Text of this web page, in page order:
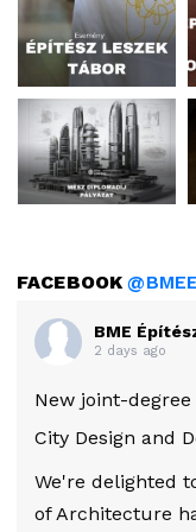
FACEBOOK
BME
2 days ago
New joint-
City Design and
We're delighted
of Architecture